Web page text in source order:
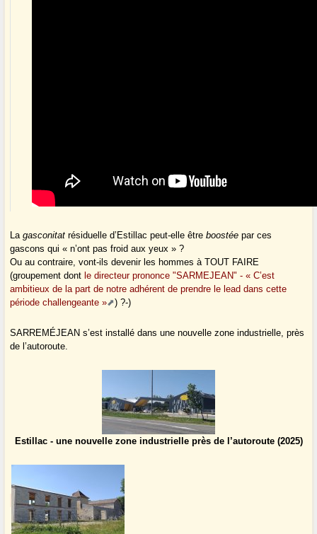
Lagasconitat résiduelle d’Estillac peut-elle êtreboostée par ces
gascons qui « n’ont pas froid aux yeux » ?
Ou au contraire, vont-ils devenir les hommes à TOUT FAIRE
(groupement dont le directeur prononce "SARMEJEAN" - « C’est
ambitieux de la part de notre adhérent de prendre le lead dans cette
période challengeante »
) ?-)
SARREMÉJEAN s’est installé dans une nouvelle zone industrielle, près
de l’autoroute.
Estillac - une nouvelle zone industrielle près de l’autoroute (2025)